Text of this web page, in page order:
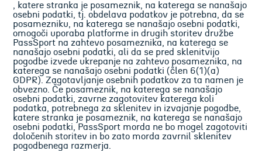
, katere stranka je posameznik, na katerega se nanašajo
osebni podatki, tj. obdelava podatkov je potrebna, da se
posamezniku, na katerega se nanašajo osebni podatki,
omogoči uporaba platforme in drugih storitev družbe
PassSport na zahtevo posameznika, na katerega se
nanašajo osebni podatki, ali da se pred sklenitvijo
pogodbe izvede ukrepanje na zahtevo posameznika, na
katerega se nanašajo osebni podatki (člen 6(1)(a)
GDPR). Zagotavljanje osebnih podatkov za ta namen je
obvezno. Če posameznik, na katerega se nanašajo
osebni podatki, zavrne zagotovitev katerega koli
podatka, potrebnega za sklenitev in izvajanje pogodbe,
katere stranka je posameznik, na katerega se nanašajo
osebni podatki, PassSport morda ne bo mogel zagotoviti
določenih storitev in bo zato morda zavrnil sklenitev
pogodbenega razmerja.